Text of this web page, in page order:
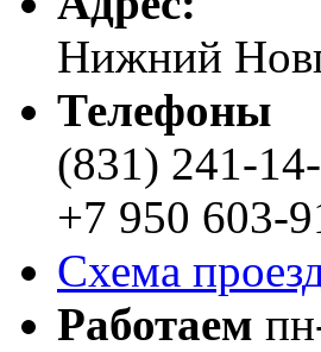
Нижний
Телефоны
(831) 241-
+7 950 603-
Схема
Работаем